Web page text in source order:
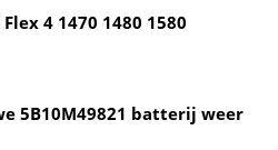
4 1470 1480 1580
5B10M49821 batterij weer